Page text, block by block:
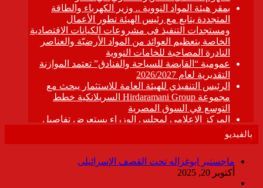
بالفيديو
ماجستير ابوغزاله تحت القصف الإسرائيلى
أكتوبر 20, 2025